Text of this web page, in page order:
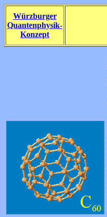
Würzburger
Quantenphysik-
Konzept